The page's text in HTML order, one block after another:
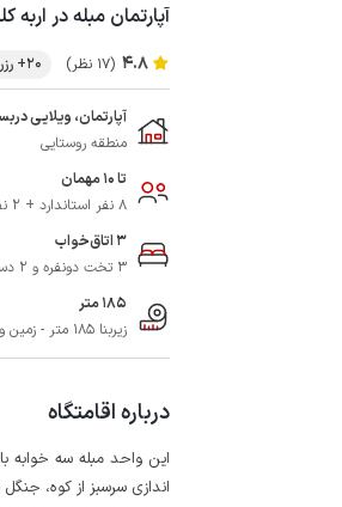
آپارتمان مبله در
4.8 (17 نظر) 20+ رزرو موفق
آپارتمان، ویلایی
منطقه روستایی
تا 10 مهمان
8 نفر استاندارد + 2 نفر اضافه
3 اتاق‌خواب
3 تخت دونفره و 2 دست رختخواب
185 متر
زیربنا 185 متر - زمین و محوطه 200 متر
درباره اقامتگاه
این واحد مبله سه خوابه
اندازی سرسبز از کوه، جنگل در